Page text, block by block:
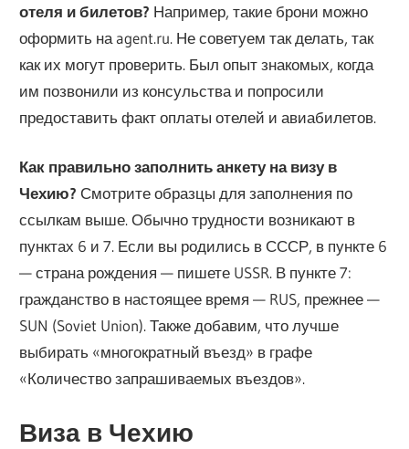
отеля и билетов? Например, такие брони можно
оформить на agent.ru. Не советуем так делать, так
как их могут проверить. Был опыт знакомых, когда
им позвонили из консульства и попросили
предоставить факт оплаты отелей и авиабилетов.
Как правильно заполнить анкету на визу в
Чехию? Смотрите образцы для заполнения по
ссылкам выше. Обычно трудности возникают в
пунктах 6 и 7. Если вы родились в СССР, в пункте 6
— страна рождения — пишете USSR. В пункте 7:
гражданство в настоящее время — RUS, прежнее —
SUN (Soviet Union). Также добавим, что лучше
выбирать «многократный въезд» в графе
«Количество запрашиваемых въездов».
Виза в Чехию